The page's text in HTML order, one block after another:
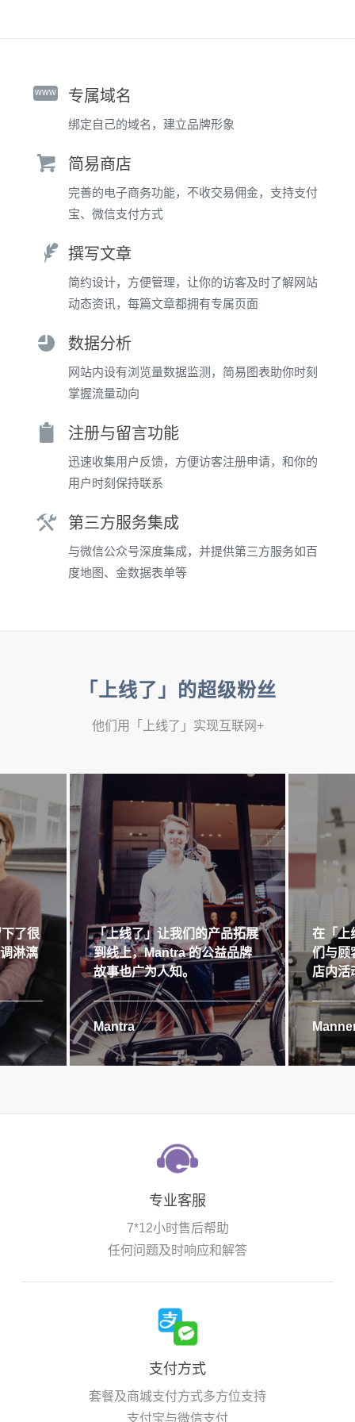
www 专属域名
绑定自己的域名，建立品牌形象
简易商店
完善的电子商务功能，不收交易佣金，支持支付
宝、微信支付方式
撰写文章
简约设计，方便管理，让你的访客及时了解网站
动态资讯，每篇文章都拥有专属页面
数据分析
网站内设有浏览量数据监测，简易图表助你时刻
掌握流量动向
注册与留言功能
迅速收集用户反馈，方便访客注册申请，和你的
用户时刻保持联系
第三方服务集成
与微信公众号深度集成，并提供第三方服务如百
度地图、金数据表单等
「上线了」的超级粉丝
他们用「上线了」实现互联网+
了很
淋漓
「上线了」让我们的产品拓展
到线上，Mantra 的公益品牌
故事也广为人知。
Mantra
在「上
们与顾
店内活
专业客服
7*12小时售后帮助
任何问题及时响应和解答
支付方式
套餐及商城支付方式多方位支持
支付宝与微信支付